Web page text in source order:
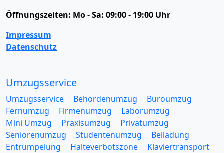
Öffnungszeiten: Mo - Sa: 09:00 - 19:00 Uhr
Impressum
Datenschutz
Umzugsservice
Umzugsservice Behördenumzug
Büroumzug
Fernumzug
Firmenumzug
Laborumzug
Mini Umzug
Praxisumzug
Privatumzug
Seniorenumzug
Studentenumzug
Beiladung
Entrümpelung
Halteverbotszone
Klaviertransport